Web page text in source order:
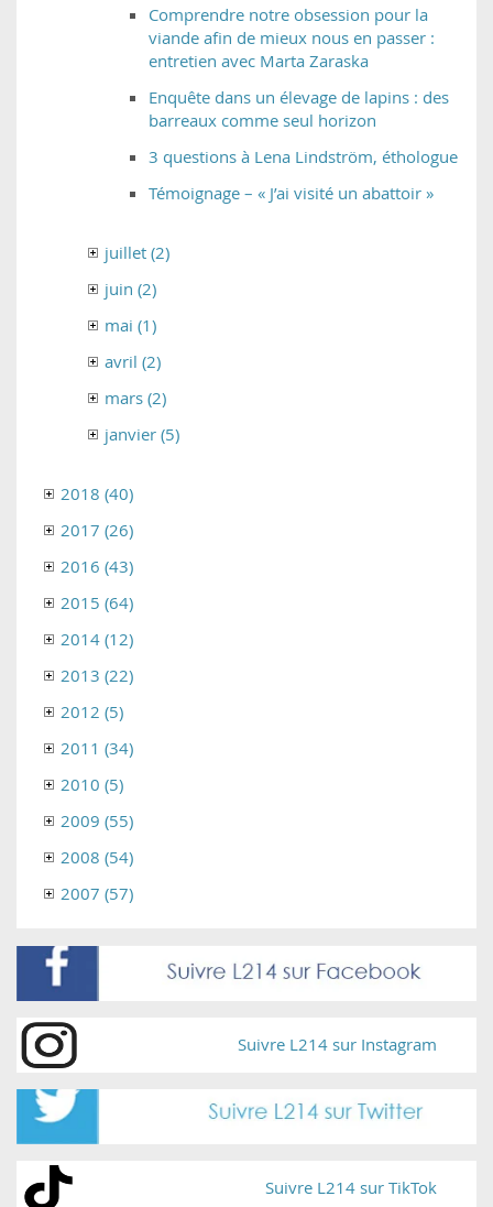
Comprendre notre obsession pour la
viande afin de mieux nous en passer :
entretien avec Marta Zaraska
Enquête dans un élevage de lapins : des
barreaux comme seul horizon
3 questions à Lena Lindström, éthologue
Témoignage – « J’ai visité un abattoir »
juillet (2)
juin (2)
mai (1)
avril (2)
mars (2)
janvier (5)
2018 (40)
2017 (26)
2016 (43)
2015 (64)
2014 (12)
2013 (22)
2012 (5)
2011 (34)
2010 (5)
2009 (55)
2008 (54)
2007 (57)
Suivre L214 sur Instagram
Suivre L214 sur TikTok